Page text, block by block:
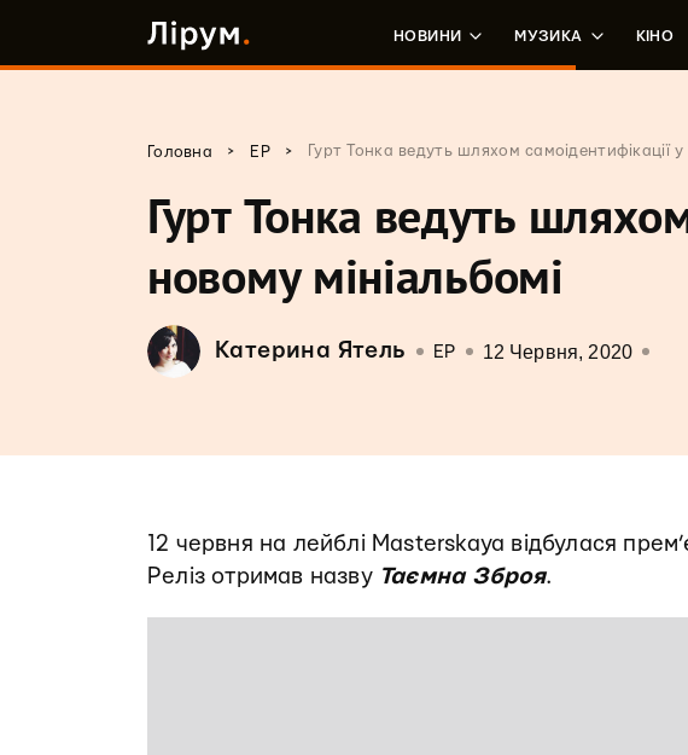
НОВИНИ МУЗИКА КІНО
Головна > EP > Гурт Тонка ведуть шляхом самоідентифікації
Гурт Тонка ведуть
новому мініальбомі
Катерина Ятель EP 12 Червня, 2020
12 червня на лейблі Masterskaya відбулася
Реліз отримав назву Таємна Зброя.